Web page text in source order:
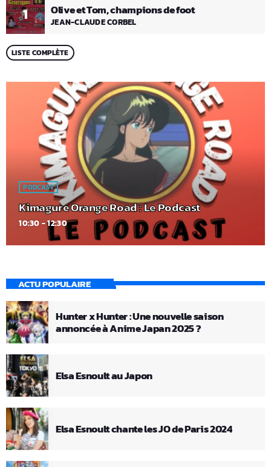
1 Olive et Tom, champions de foot
JEAN-CLAUDE CORBEL
LISTE COMPLÈTE
PODCAST
Kimagure Orange Road : Le Podcast
10:30 - 12:30
ACTU POPULAIRE
Hunter x Hunter : Une nouvelle saison
annoncée à Anime Japan 2025 ?
Elsa Esnoult au Japon
Elsa Esnoult chante les JO de Paris 2024